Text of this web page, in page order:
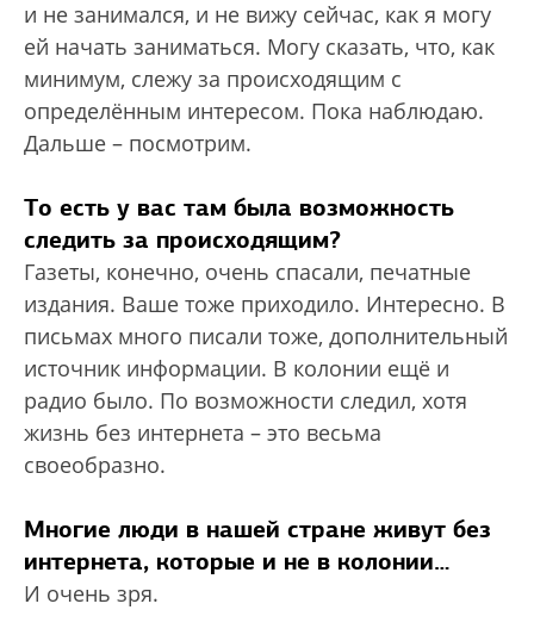
и не занимался, и не вижу сейчас, как я могу
ей начать заниматься. Могу сказать, что, как
минимум, слежу за происходящим с
определённым интересом. Пока наблюдаю.
Дальше – посмотрим.
То есть у вас там была возможность
следить за происходящим?
Газеты, конечно, очень спасали, печатные
издания. Ваше тоже приходило. Интересно. В
письмах много писали тоже, дополнительный
источник информации. В колонии ещё и
радио было. По возможности следил, хотя
жизнь без интернета – это весьма
своеобразно.
Многие люди в нашей стране живут без
интернета, которые и не в колонии…
И очень зря.